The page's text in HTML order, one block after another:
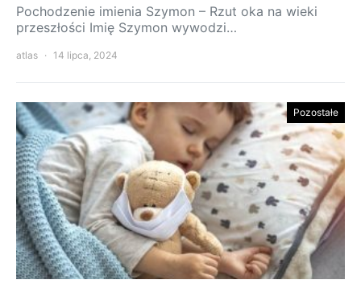
Pochodzenie imienia Szymon – Rzut oka na wieki
przeszłości Imię Szymon wywodzi…
atlas 14 lipca, 2024
Pozostałe